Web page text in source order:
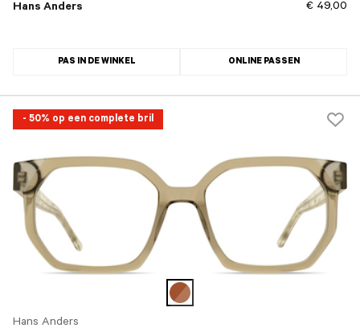
Hans Anders
€ 49,00
PAS IN DE WINKEL ONLINE PASSEN
- 50% op een complete bril
Hans Anders